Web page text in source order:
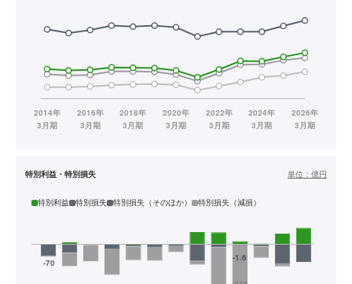
特別利益・特別損失 単位： 億円
特別利益 特別損失 特別損失（そのほか） 特別損失（減損）